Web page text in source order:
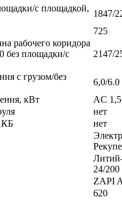
с площадкой,
1847/
725
рабочего коридора
без площадки/с
2147/
с грузом/без
6,0/6.0
кВт
AC 1,5
нет
нет
24/200
ZAPI
620